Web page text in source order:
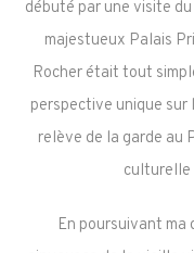
débuté par une visite
majestueux Palais
Rocher était tout
perspective unique sur
relève de la garde au
culturelle
En poursuivant ma